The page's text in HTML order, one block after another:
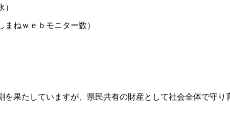
ねｗｅｂモニター数）
果たしていますが、県民共有の財産として社会全体で守